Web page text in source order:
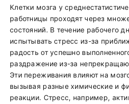
Клетки мозга у
работницы проходят через
состояний. В течение рабочего
испытывать стресс из-за
радость от успешно
раздражение из-за
Эти переживания влияют на
вызывая разные химические и
реакции. Стресс, например,